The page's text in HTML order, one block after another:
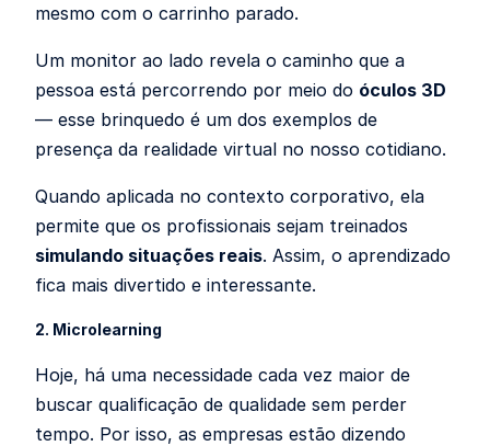
mesmo com o carrinho parado.
Um monitor ao lado revela o caminho que a
pessoa está percorrendo por meio do óculos 3D
— esse brinquedo é um dos exemplos de
presença da realidade virtual no nosso cotidiano.
Quando aplicada no contexto corporativo, ela
permite que os profissionais sejam treinados
simulando situações reais. Assim, o aprendizado
fica mais divertido e interessante.
2. Microlearning
Hoje, há uma necessidade cada vez maior de
buscar qualificação de qualidade sem perder
tempo. Por isso, as empresas estão dizendo